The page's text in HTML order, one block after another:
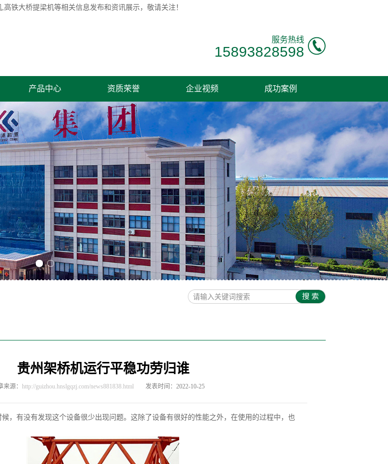
高铁大桥提梁机等相关信息发布和资讯展示，敬请关注！
服务热线
15893828598
产品中心 资质荣誉 企业视频 成功案例
贵州架桥机运行平稳功劳归谁
来源： http://guizhou.hnslgqzj.com/news881838.html 发表时间：2022-10-25
候，有没有发现这个设备很少出现问题。这除了设备有很好的性能之外，在使用的过程中，也